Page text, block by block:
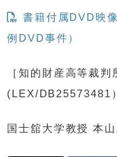
書籍付属DVD映
例DVD事件）
［知的財産高等裁
(LEX/DB25573481
国士舘大学教授 本山